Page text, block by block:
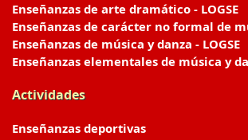
Enseñanzas de arte dramático - LOGSE
Enseñanzas de carácter no formal de
Enseñanzas de música y danza - LOGSE
Enseñanzas elementales de música y
Actividades
Enseñanzas deportivas